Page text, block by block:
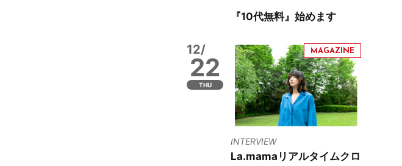
『10代無料』始めます
12/
22
THU
INTERVIEW
La.mamaリアルタイムクロ